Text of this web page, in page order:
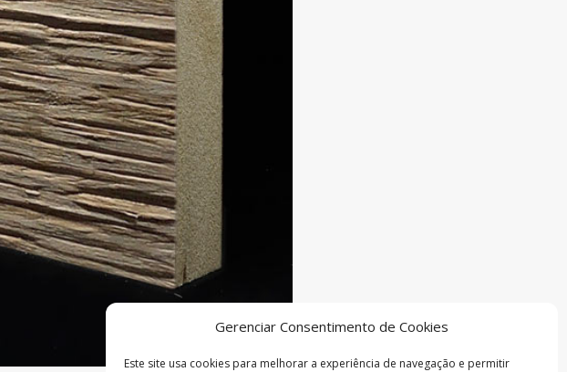
Gerenciar Consentimento de Cookies
Este site usa cookies para melhorar a experiência de navegação e permitir